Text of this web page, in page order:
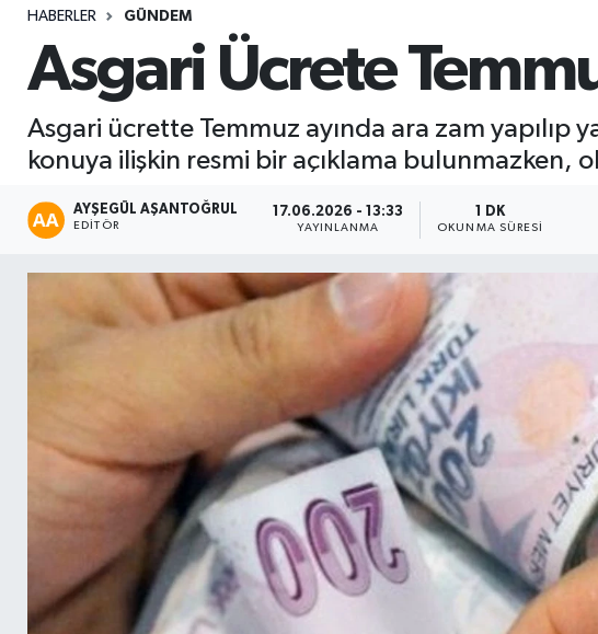
HABERLER GÜNDEM
Asgari Ücrete
Asgari ücrette Temmuz ayında ara zam yapılıp
konuya ilişkin resmi bir açıklama bulunmazken,
AYŞEGÜL AŞANTOĞRUL
EDITÖR
17.06.2026 - 13:33
YAYINLANMA
1 DK
OKUNMA SÜRESI
Seri İlan
Siyaset
Spor